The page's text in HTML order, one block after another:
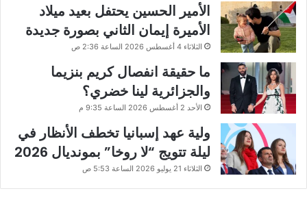
الأمير الحسين يحتفل بعيد ميلاد
الأميرة إيمان الثاني بصورة جديدة
الثلاثاء 4 أغسطس 2026 الساعة 2:36 ص
ما حقيقة انفصال كريم بنزيما
والجزائرية لينا خضري؟
الأحد 2 أغسطس 2026 الساعة 9:35 م
ولية عهد إسبانيا تخطف الأنظار في
ليلة تتويج “لا روخا” بمونديال 2026
الثلاثاء 21 يوليو 2026 الساعة 5:53 ص